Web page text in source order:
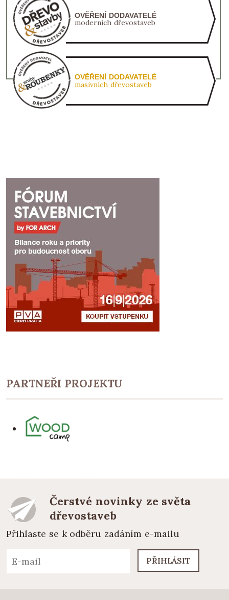
OVĚŘENÍ DODAVATELÉ
moderních dřevostaveb
OVĚŘENÍ DODAVATELÉ
masivních dřevostaveb
PARTNEŘI PROJEKTU
Čerstvé novinky ze světa
dřevostaveb
Přihlaste se k odběru zadáním e-mailu
PŘIHLÁSIT